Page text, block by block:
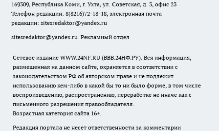
169309, Республика Коми, г. Ухта, ул. Советская, д. 3, офис 23
Телефон редакции: 8(8216)72-18-18, электронная почта
редакции: sitesredaktor@yandex.ru
sitesredaktor@yandex.ru Рекламный отдел
Сетевое издание WWW.24NF.RU (ВВВ.24НФ.РУ). Вся информация,
размещенная на данном сайте, охраняется в соответствии с
законодательством РФ об авторском праве и не подлежит
использованию кем-либо в какой бы то ни было форме, в том числе
воспроизведению, распространению, переработке не иначе как с
письменного разрешения правообладателя.
Возрастная категория сайта 16+.
Редакция портала не несет ответственности за комментарии